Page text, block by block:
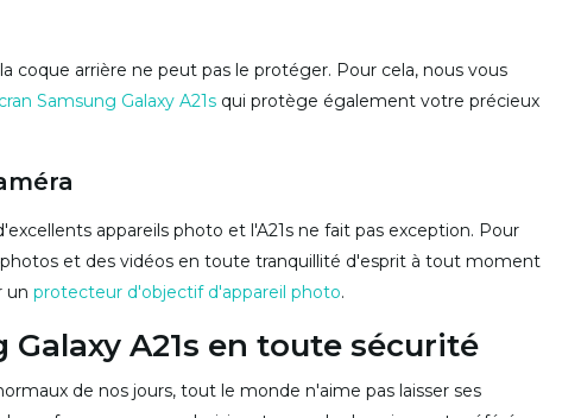
coque arrière ne peut pas le protéger. Pour cela, nous vous
Samsung Galaxy A21s qui protège également votre précieux
appareils photo et l'A21s ne fait pas exception. Pour
et des vidéos en toute tranquillité d'esprit à tout moment
un protecteur d'objectif d'appareil photo.
A21s en toute sécurité
de nos jours, tout le monde n'aime pas laisser ses